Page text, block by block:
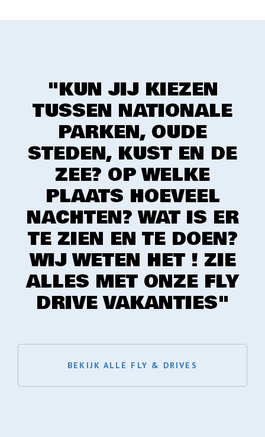
"KUN JIJ KIEZEN
TUSSEN NATIONALE
PARKEN, OUDE
STEDEN, KUST EN DE
ZEE? OP WELKE
PLAATS HOEVEEL
NACHTEN? WAT IS ER
TE ZIEN EN TE DOEN?
WIJ WETEN HET ! ZIE
ALLES MET ONZE FLY
DRIVE VAKANTIES"
BEKIJK ALLE FLY & DRIVES